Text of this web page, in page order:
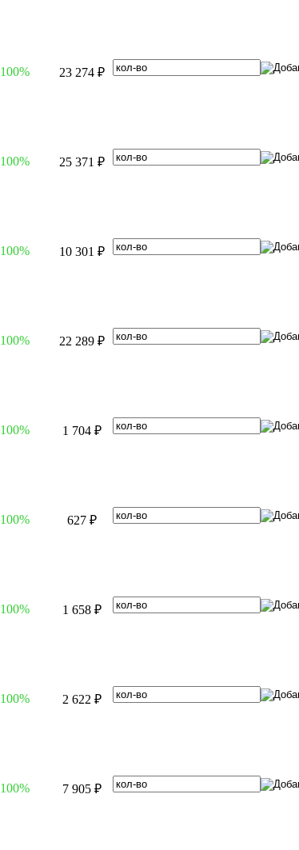
100% 23 274 ₽
100% 25 371 ₽
100% 10 301 ₽
100% 22 289 ₽
100% 1 704 ₽
100% 627 ₽
100% 1 658 ₽
100% 2 622 ₽
100% 7 905 ₽